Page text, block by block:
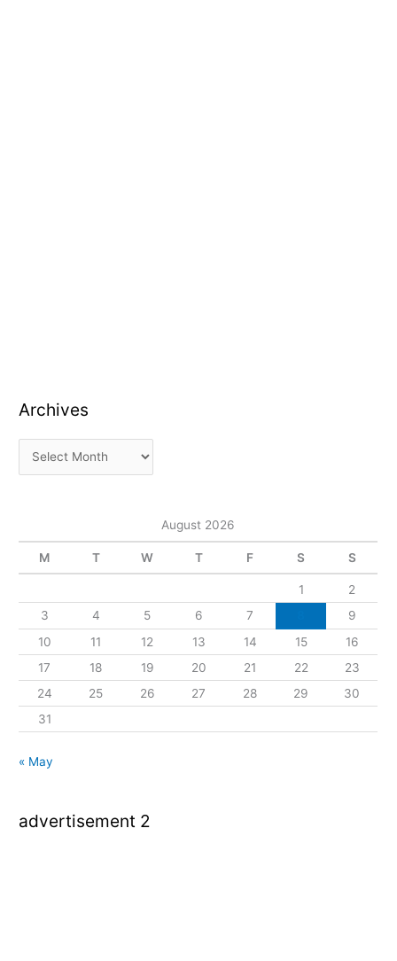
Archives
August 2026
M T W T F S S
1
2
3
4 5 6 7
9
10
11 12 13 14 15
16
17
18 19 20 21 22
23
24
25 26 27 28 29
30
31
« May
advertisement 2